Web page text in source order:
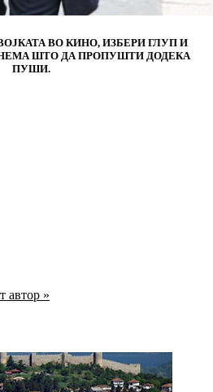
ВО КИНО, ИЗБЕРИ ГЛУП И
ШТО ДА ПРОПУШТИ ДОДЕКА
ПУШИ.
автор »